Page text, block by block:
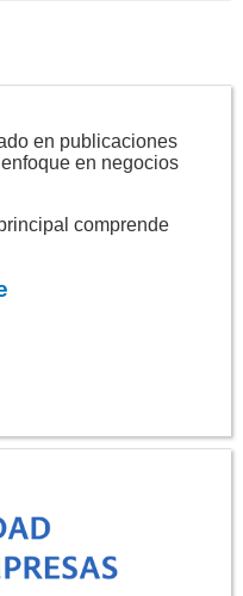
en publicaciones
en negocios
comprende